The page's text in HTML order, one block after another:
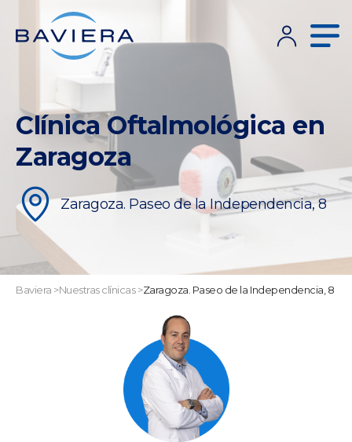
Clínica Oftalmológica en
Zaragoza
Zaragoza. Paseo de la Independencia, 8
Baviera >Nuestras clínicas>Zaragoza. Paseo de la Independencia, 8